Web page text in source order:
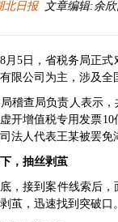
北日报文章编辑:余欣
月5日，省税务局正
限公司为主，涉及全
稽查局负责人表示
开增值税专用发票
法人代表王某被罢
，抽丝剥茧
，接到案件线索后
茧，迅速找到突破口。